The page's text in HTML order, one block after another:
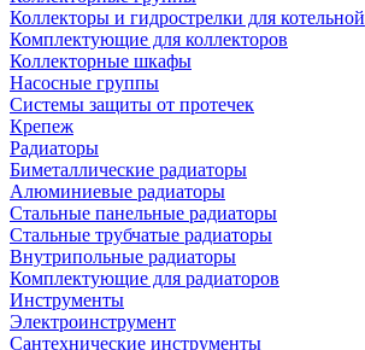
Коллекторы и гидрострелки для котельной
Комплектующие для коллекторов
Коллекторные шкафы
Насосные группы
Системы защиты от протечек
Крепеж
Радиаторы
Биметаллические радиаторы
Алюминиевые радиаторы
Стальные панельные радиаторы
Стальные трубчатые радиаторы
Внутрипольные радиаторы
Комплектующие для радиаторов
Инструменты
Электроинструмент
Сантехнические инструменты